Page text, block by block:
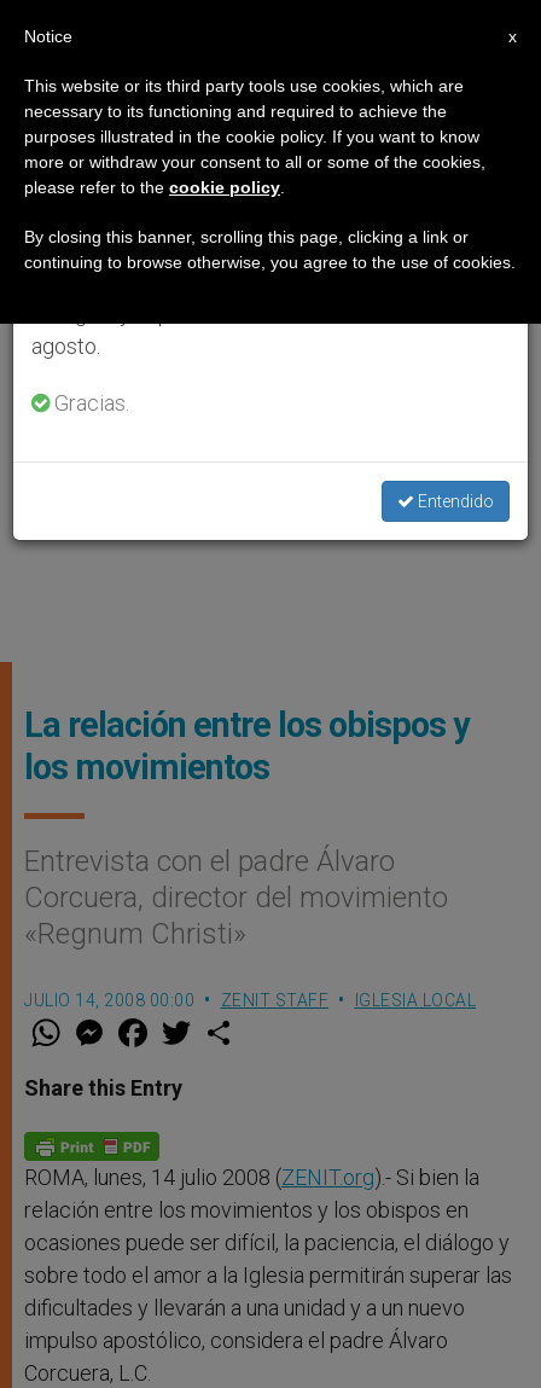
La relación entre los obispos y
los movimientos
Entrevista con el padre Álvaro
Corcuera, director del movimiento
«Regnum Christi»
JULIO 14, 2008 00:00 ZENIT STAFF IGLESIA LOCAL
W
t
s
p
p
M
e
s
e
g
e
r
F
a
e
b
o
k
w
Share this Entry
ROMA, lunes, 14 julio 2008 (ZENIT.org).- Si bien la
relación entre los movimientos y los obispos en
ocasiones puede ser difícil, la paciencia, el diálogo y
sobre todo el amor a la Iglesia permitirán superar las
dificultades y llevarán a una unidad y a un nuevo
impulso apostólico, considera el padre Álvaro
Corcuera, L.C.
×
Aviso importante
Del 27 de julio al 7 de agosto haremos la pausa
anual, aprovechando que en el periodo de verano
se generan menos informaciones y también el
agosto.
Gracias.
Entendido
x
Notice
This website or its third party tools use cookies, which are
necessary to its functioning and required to achieve the
purposes illustrated in the cookie policy. If you want to know
more or withdraw your consent to all or some of the cookies,
please refer to the cookie policy
By closing this banner, scrolling this page, clicking a link or
continuing to browse otherwise, you agree to the use of cookies.